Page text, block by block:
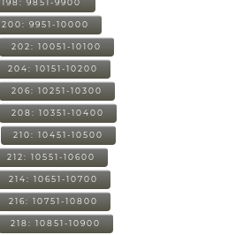
198: 9851-9900
200: 9951-10000
202: 10051-10100
204: 10151-10200
206: 10251-10300
208: 10351-10400
210: 10451-10500
212: 10551-10600
214: 10651-10700
216: 10751-10800
218: 10851-10900